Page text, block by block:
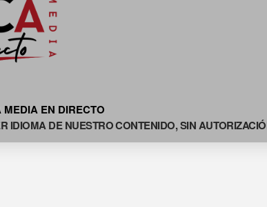
EN DIRECTO
DE NUESTRO CONTENIDO, SIN